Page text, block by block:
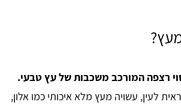
רצפה המורכב משכבות של עץ טבעי.
לעין, עשויה מעץ מלא איכותי כמו אלון,